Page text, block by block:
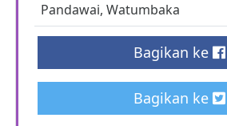
Pandawai, Watumbaka
Bagikan ke
Bagikan ke